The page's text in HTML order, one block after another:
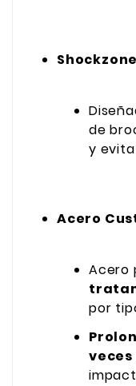
de
y
Acero
Acero
por
veces